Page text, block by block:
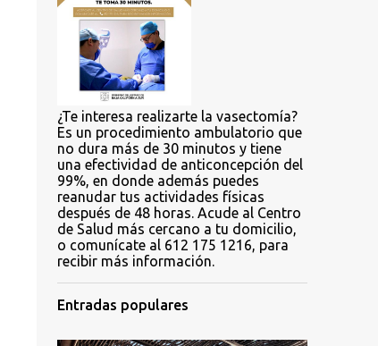
¿Te interesa realizarte la vasectomía?
Es un procedimiento ambulatorio que
no dura más de 30 minutos y tiene
una efectividad de anticoncepción del
99%, en donde además puedes
reanudar tus actividades físicas
después de 48 horas. Acude al Centro
de Salud más cercano a tu domicilio,
o comunícate al 612 175 1216, para
recibir más información.
Entradas populares